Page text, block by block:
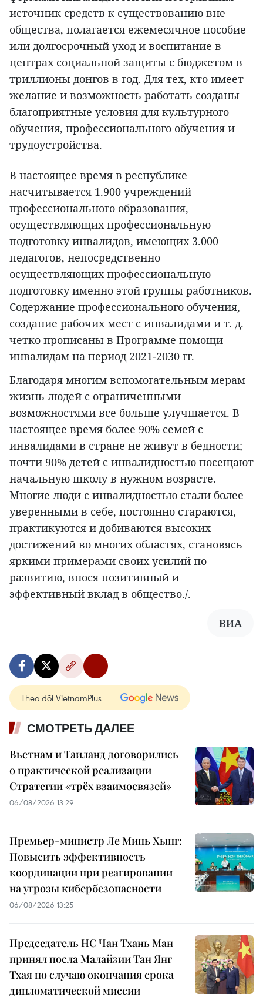
источник средств к существованию вне
общества, полагается ежемесячное пособие
или долгосрочный уход и воспитание в
центрах социальной защиты с бюджетом в
триллионы донгов в год. Для тех, кто имеет
желание и возможность работать созданы
благоприятные условия для культурного
обучения, профессионального обучения и
трудоустройства.
В настоящее время в республике
насчитывается 1.900 учреждений
профессионального образования,
осуществляющих профессиональную
подготовку инвалидов, имеющих 3.000
педагогов, непосредственно
осуществляющих профессиональную
подготовку именно этой группы работников.
Содержание профессионального обучения,
создание рабочих мест с инвалидами и т. д.
четко прописаны в Программе помощи
инвалидам на период 2021-2030 гг.
Благодаря многим вспомогательным мерам
жизнь людей с ограниченными
возможностями все больше улучшается. В
настоящее время более 90% семей с
инвалидами в стране не живут в бедности;
почти 90% детей с инвалидностью посещают
начальную школу в нужном возрасте.
Многие люди с инвалидностью стали более
уверенными в себе, постоянно стараются,
практикуются и добиваются высоких
достижений во многих областях, становясь
яркими примерами своих усилий по
развитию, внося позитивный и
эффективный вклад в общество./.
ВИА
Theo dõi VietnamPlus
СМОТРЕТЬ ДАЛЕЕ
Вьетнам и Таиланд договорились
о практической реализации
Стратегии «трёх взаимосвязей»
06/08/2026 13:29
Премьер-министр Ле Минь Хынг:
Повысить эффективность
координации при реагировании
на угрозы кибербезопасности
06/08/2026 13:25
Председатель НС Чан Тхань Ман
принял посла Малайзии Тан Янг
Тхая по случаю окончания срока
дипломатической миссии